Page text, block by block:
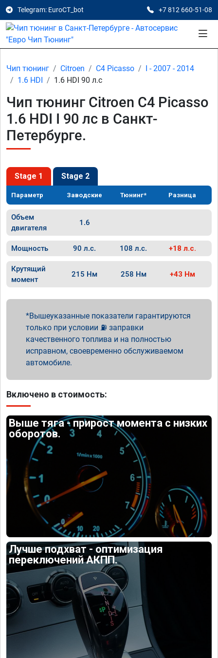
Telegram: EuroCT_bot +7 812 660-51-08
Чип тюнинг Citroen C4 Picasso
I - 2007 - 2014
1.6 HDI
1.6 HDI 90 л.с
Чип тюнинг Citroen C4 Picasso
1.6 HDI I 90 лс в Санкт-
Петербурге.
Stage 1 Stage 2
Параметр Заводские Тюнинг* Разница
Объем
двигателя
1.6
Мощность 90 л.с. 108 л.с. +18 л.с.
Крутящий
момент
215 Нм 258 Нм +43 Нм
Вышеуказанные показатели гарантируются
только при условии ⛽ заправки
качественного топлива и на полностью
исправном, своевременно обслуживаемом
автомобиле.
Включено в стоимость:
Выше тяга - прирост момента с низких
оборотов.
Лучше подхват - оптимизация
переключений АКПП.